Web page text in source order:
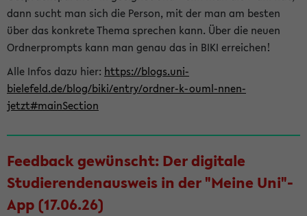
dann sucht man sich die Person, mit der man am besten
über das konkrete Thema sprechen kann. Über die neuen
Ordnerprompts kann man genau das in BIKI erreichen!
Alle Infos dazu hier: https://blogs.uni-
bielefeld.de/blog/biki/entry/ordner-k-ouml-nnen-
jetzt#mainSection
Feedback gewünscht: Der digitale
Studierendenausweis in der "Meine Uni"-
App (17.06.26)